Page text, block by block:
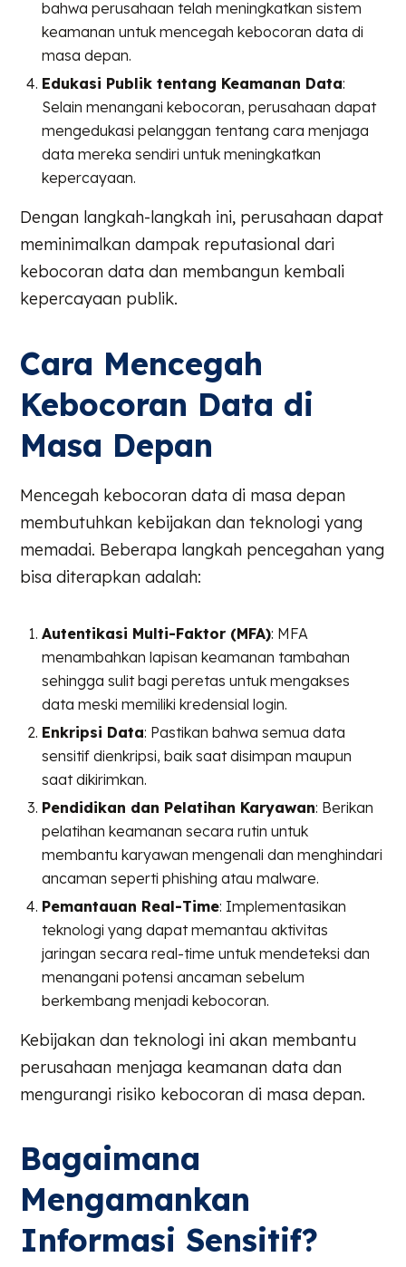
bahwa perusahaan telah meningkatkan sistem
keamanan untuk mencegah kebocoran data di
masa depan.
Edukasi Publik tentang Keamanan Data:
Selain menangani kebocoran, perusahaan dapat
mengedukasi pelanggan tentang cara menjaga
data mereka sendiri untuk meningkatkan
kepercayaan.
Dengan langkah-langkah ini, perusahaan dapat
meminimalkan dampak reputasional dari
kebocoran data dan membangun kembali
kepercayaan publik.
Cara Mencegah
Kebocoran Data di
Masa Depan
Mencegah kebocoran data di masa depan
membutuhkan kebijakan dan teknologi yang
memadai. Beberapa langkah pencegahan yang
bisa diterapkan adalah:
Autentikasi Multi-Faktor (MFA): MFA
menambahkan lapisan keamanan tambahan
sehingga sulit bagi peretas untuk mengakses
data meski memiliki kredensial login.
Enkripsi Data: Pastikan bahwa semua data
sensitif dienkripsi, baik saat disimpan maupun
saat dikirimkan.
Pendidikan dan Pelatihan Karyawan: Berikan
pelatihan keamanan secara rutin untuk
membantu karyawan mengenali dan menghindari
ancaman seperti phishing atau malware.
Pemantauan Real-Time: Implementasikan
teknologi yang dapat memantau aktivitas
jaringan secara real-time untuk mendeteksi dan
menangani potensi ancaman sebelum
berkembang menjadi kebocoran.
Kebijakan dan teknologi ini akan membantu
perusahaan menjaga keamanan data dan
mengurangi risiko kebocoran di masa depan.
Bagaimana
Mengamankan
Informasi Sensitif?